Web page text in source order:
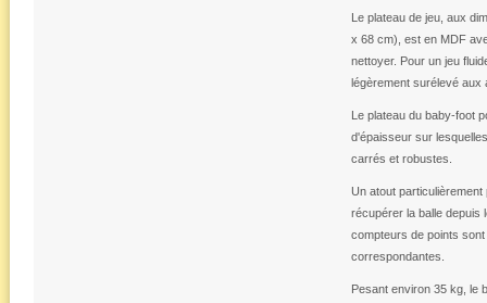
Le plateau de jeu, aux
x 68 cm), est en MDF
nettoyer. Pour un jeu
légèrement surélevé aux
Le plateau du baby-foot
d'épaisseur sur
carrés et robustes.
Un atout
récupérer la balle depuis
compteurs de points
correspondantes.
Pesant environ 35 kg, le